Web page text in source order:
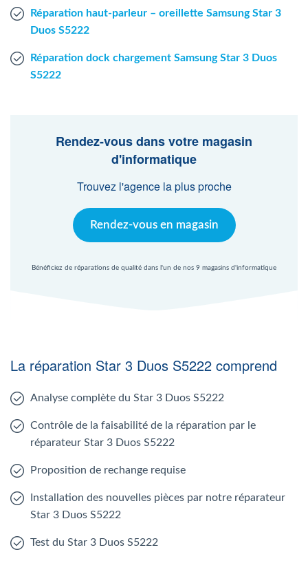
Réparation haut-parleur – oreillette Samsung Star 3
Duos S5222
Réparation dock chargement Samsung Star 3 Duos
S5222
Rendez-vous dans votre magasin
d'informatique
Trouvez l'agence la plus proche
Rendez-vous en magasin
Bénéficiez de réparations de qualité dans l'un de nos 9 magasins d'informatique
La réparation Star 3 Duos S5222 comprend
Analyse complète du Star 3 Duos S5222
Contrôle de la faisabilité de la réparation par le
réparateur Star 3 Duos S5222
Proposition de rechange requise
Installation des nouvelles pièces par notre réparateur
Star 3 Duos S5222
Test du Star 3 Duos S5222